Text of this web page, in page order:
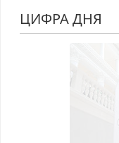
ЦИФРА ДНЯ